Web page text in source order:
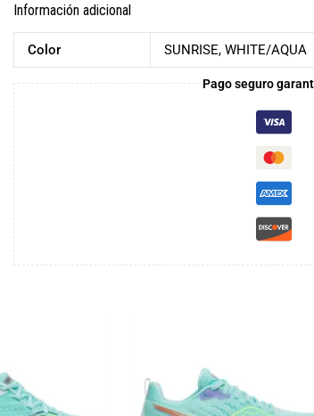
Información adicional
Color SUNRISE, WHITE/AQUA
Pago seguro